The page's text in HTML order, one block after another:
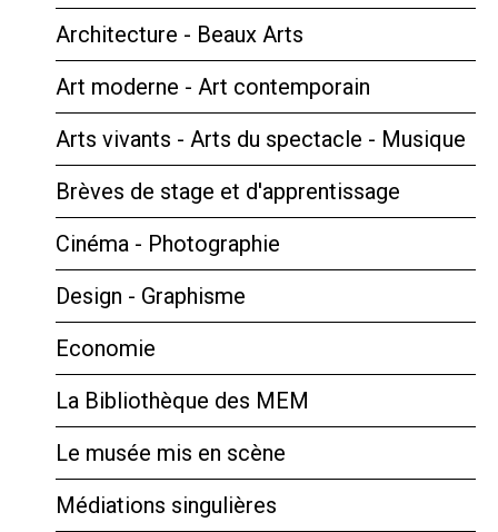
Architecture - Beaux Arts
Art moderne - Art contemporain
Arts vivants - Arts du spectacle - Musique
Brèves de stage et d'apprentissage
Cinéma - Photographie
Design - Graphisme
Economie
La Bibliothèque des MEM
Le musée mis en scène
Médiations singulières